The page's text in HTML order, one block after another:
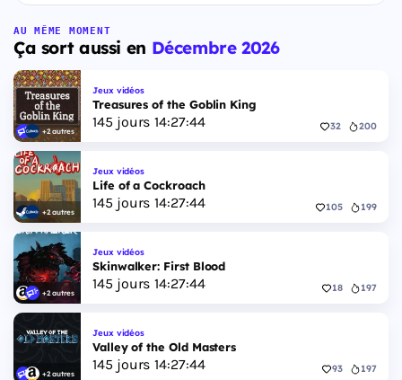
AU MÊME MOMENT
Ça sort aussi en Décembre 2026
+2 autres
Jeux vidéos
Treasures of the Goblin King
145 jours 14:27:43 32 200
+2 autres
Jeux vidéos
Life of a Cockroach
145 jours 14:27:43 105 199
+2 autres
Jeux vidéos
Skinwalker: First Blood
145 jours 14:27:43 18 197
+2 autres
Jeux vidéos
Valley of the Old Masters
145 jours 14:27:43 93 197